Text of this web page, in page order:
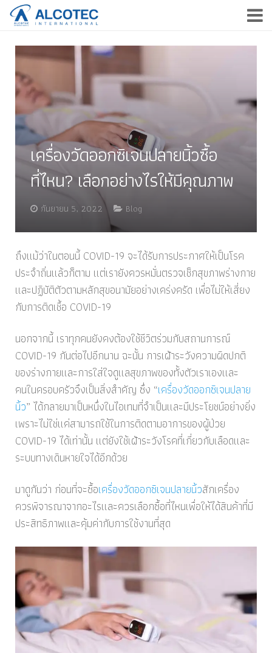
หน้าแรก
สินค้าของเรา
บริการของเรา
บริษัทของเรา
ข่าวสารและกิจกรรม
ติดต่อเรา
EN
เครื่องวัดออกซิเจนปลายนิ้วซื้อ
ที่ไหน? เลือกอย่างไรให้มีคุณภาพ
กันยายน 5, 2022 Blog
ถึงแม้ว่าในตอนนี้ COVID-19 จะได้รับการประกาศให้เป็นโรค
ประจำถิ่นแล้วก็ตาม แต่เรายังควรหมั่นตรวจเช็กสุขภาพร่างกาย
และปฏิบัติตัวตามหลักสุขอนามัยอย่างเคร่งครัด เพื่อไม่ให้เสี่ยง
กับการติดเชื้อ COVID-19
นอกจากนี้ เราทุกคนยังคงต้องใช้ชีวิตร่วมกับสถานการณ์
COVID-19 กันต่อไปอีกนาน ฉะนั้น การเฝ้าระวังความผิดปกติ
ของร่างกายและการใส่ใจดูแลสุขภาพของทั้งตัวเราเองและ
คนในครอบครัวจึงเป็นสิ่งสำคัญ ซึ่ง “เครื่องวัดออกซิเจนปลาย
นิ้ว” ได้กลายมาเป็นหนึ่งในไอเทมที่จำเป็นและมีประโยชน์อย่างยิ่ง
เพราะไม่ใช่แค่สามารถใช้ในการติดตามอาการของผู้ป่วย
COVID-19 ได้เท่านั้น แต่ยังใช้เฝ้าระวังโรคที่เกี่ยวกับเลือดและ
ระบบทางเดินหายใจได้อีกด้วย
มาดูกันว่า ก่อนที่จะซื้อเครื่องวัดออกซิเจนปลายนิ้วสักเครื่อง
ควรพิจารณาจากอะไรและควรเลือกซื้อที่ไหนเพื่อให้ได้สินค้าที่มี
ประสิทธิภาพและคุ้มค่ากับการใช้งานที่สุด